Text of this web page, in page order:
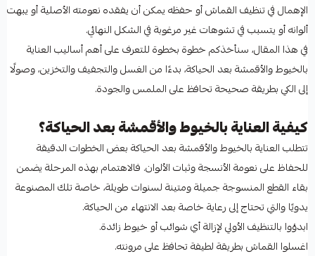
الإهمال في تنظيف القماش أو حفظه يمكن أن يفقده نعومته الأصلية أو يبهت
ألوانه أو يتسبب في تشوهات غير مرغوبة في الشكل النهائي.
في هذا المقال، سنأخذكم خطوة بخطوة للتعرف على أهم أساليب العناية
بالخيوط والأقمشة بعد الحياكة، بدءًا من الغسل والتجفيف والتخزين، وصولًا
إلى الكي بطريقة صحيحة تحافظ على الملمس والجودة.
كيفية العناية بالخيوط والأقمشة بعد الحياكة؟
تتطلب العناية بالخيوط والأقمشة بعد الحياكة بعض الخطوات الدقيقة
للحفاظ على نعومة الأنسجة وثبات الألوان. فالاهتمام بهذه المرحلة يضمن
بقاء القطع المنسوجة جميلة ومتينة لسنوات طويلة، خاصة تلك المصنوعة
يدويًا والتي تحتاج إلى رعاية خاصة بعد الانتهاء من الحياكة.
ابدؤوا بالتنظيف الأولي لإزالة أي شوائب أو خيوط زائدة.
اغسلوا القماش بطريقة لطيفة تحافظ على مرونته.